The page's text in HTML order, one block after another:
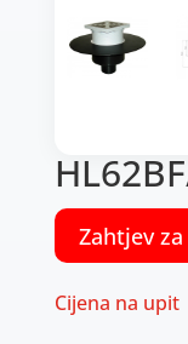
Zahtjev
Cijena na upit